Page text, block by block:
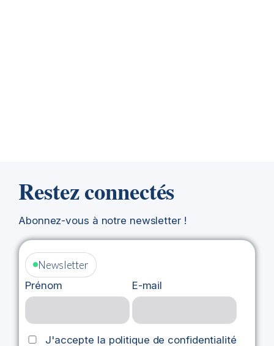
Restez connectés
Abonnez-vous à notre newsletter !
Newsletter
Prénom E-mail
J'accepte la politique de confidentialité